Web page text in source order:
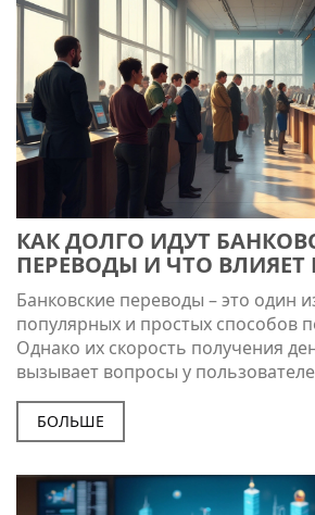
КАК ДОЛГО ИДУТ
ПЕРЕВОДЫ И ЧТО ВЛИЯЕТ
СКОРОСТЬ?
Банковские переводы – это один
популярных и простых способов
Однако их скорость получения
вызывает вопросы у
рассмотрены основные факторы,
продолжительность передачи,
ускоряют процессы, а также
БОЛЬШЕ